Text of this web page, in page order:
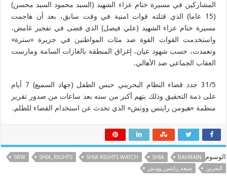
المشاركين في مسيرة ختام عزاء الشهيد (السيد محمود السيد محسن)
(15 عاما) الذي قتلته قوات امنية في وقت سابق، بعد أن هاجمت
مسيرة ختام عزاء الشهيد (علي فيصل) الذي قضى في تفجير غامض،
واستخدمت القوات القوة ضد مئات المواطنين في جزيرة «سترة»
وتعمدت، حسب شهود عيان، إغراق المنطقة بالغازات السامة ومارست
العقاب الجماعي ضد الأهالي.
31/5 جدد قضاء النظام البحريني حبس الطفل (جهاد السميع) 7 أيام
على ذمة التحقيق وذلك بتهم أكبر من سنه بعد ساعات من صدور تقرير
منظمة «هيومن رايتس ووتش» الذي تحدث عن استخدام القضاء للظلم.
الوسوم BAHRAIN
SHIA
SHIA RIGHTS WATCH
SHIA_RIGHTS
SRW
البحرين
شيعة_رايتس_ووتش